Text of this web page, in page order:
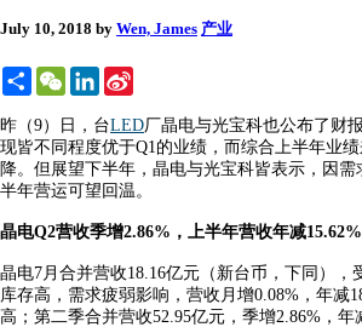
July 10, 2018 by Wen, James 产业
ShareWeChatLinkedIn
昨（9）日，台LED厂晶电与光宝科也公布了财
现皆不同程度优于Q1的业绩，而综合上半年业
降。但展望下半年，晶电与光宝科皆表示，因
半年营运可望回温。
晶电Q2营收季增2.86%，上半年营收年减15.62%
晶电7月合并营收18.16亿元（新台币，下同），
库存高，需求疲弱影响，营收月增0.08%，年减
高；第二季合并营收52.95亿元，季增2.86%，年